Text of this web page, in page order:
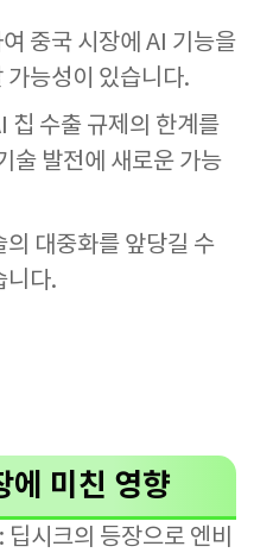
중국 시장에 AI 기능을
가능성이 있습니다.
칩 수출 규제의 한계를
술 발전에 새로운 가능
대중화를 앞당길 수
니다.
에 미친 영향
: 딥시크의 등장으로 엔비